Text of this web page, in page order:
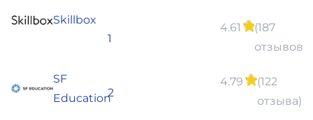
Skillbox
1
4.61
(187
отзывов)
SF
Education2
4.79
(122
отзыва)